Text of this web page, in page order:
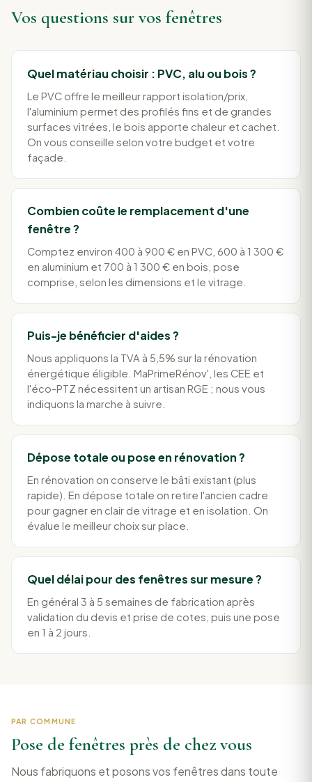
Vos questions sur vos fenêtres
Quel matériau choisir : PVC, alu ou bois ?
Le PVC offre le meilleur rapport isolation/prix,
l'aluminium permet des profilés fins et de grandes
surfaces vitrées, le bois apporte chaleur et cachet.
On vous conseille selon votre budget et votre
façade.
Combien coûte le remplacement d'une
fenêtre ?
Comptez environ 400 à 900 € en PVC, 600 à 1 300 €
en aluminium et 700 à 1 300 € en bois, pose
comprise, selon les dimensions et le vitrage.
Puis-je bénéficier d'aides ?
Nous appliquons la TVA à 5,5% sur la rénovation
énergétique éligible. MaPrimeRénov', les CEE et
l'éco-PTZ nécessitent un artisan RGE ; nous vous
indiquons la marche à suivre.
Dépose totale ou pose en rénovation ?
En rénovation on conserve le bâti existant (plus
rapide). En dépose totale on retire l'ancien cadre
pour gagner en clair de vitrage et en isolation. On
évalue le meilleur choix sur place.
Quel délai pour des fenêtres sur mesure ?
En général 3 à 5 semaines de fabrication après
validation du devis et prise de cotes, puis une pose
en 1 à 2 jours.
PAR COMMUNE
Pose de fenêtres près de chez vous
Nous fabriquons et posons vos fenêtres dans toute